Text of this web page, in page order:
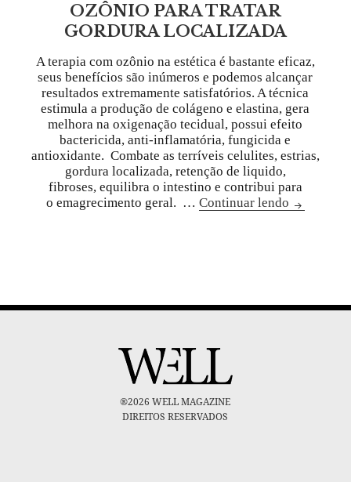
OZÔNIO PARA TRATAR
GORDURA LOCALIZADA
A terapia com ozônio na estética é bastante eficaz,
seus benefícios são inúmeros e podemos alcançar
resultados extremamente satisfatórios. A técnica
estimula a produção de colágeno e elastina, gera
melhora na oxigenação tecidual, possui efeito
bactericida, anti-inflamatória, fungicida e
antioxidante. Combate as terríveis celulites, estrias,
gordura localizada, retenção de liquido,
fibroses, equilibra o intestino e contribui para
o emagrecimento geral. … Continuar lendo
®2026 WELL MAGAZINE
DIREITOS RESERVADOS